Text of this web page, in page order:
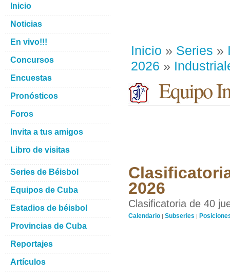
Inicio » Series »
2026 »
Equipo
2026
Clasificatoria de 40
Calendario | Subseries |
Inicio
Noticias
En vivo!!!
Concursos
Encuestas
Pronósticos
Foros
Invita a tus amigos
Libro de visitas
Series de Béisbol
Equipos de Cuba
Estadios de béisbol
Provincias de Cuba
Reportajes
Artículos